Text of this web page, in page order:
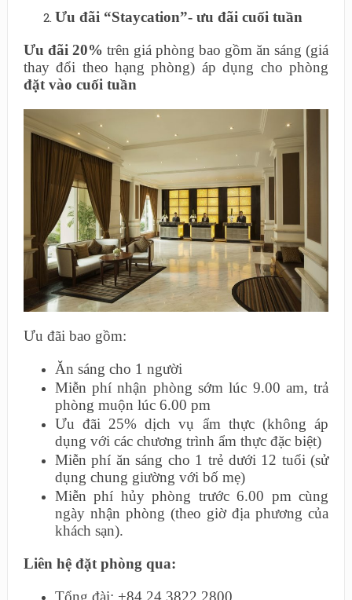
Ưu đãi “Staycation”- ưu đãi cuối tuần
Ưu đãi 20% trên giá phòng bao gồm ăn sáng (giá
thay đổi theo hạng phòng) áp dụng cho phòng
đặt vào cuối tuần
Ưu đãi bao gồm:
Ăn sáng cho 1 người
Miễn phí nhận phòng sớm lúc 9.00 am, trả
phòng muộn lúc 6.00 pm
Ưu đãi 25% dịch vụ ẩm thực (không áp
dụng với các chương trình ẩm thực đặc biệt)
Miễn phí ăn sáng cho 1 trẻ dưới 12 tuổi (sử
dụng chung giường với bố mẹ)
Miễn phí hủy phòng trước 6.00 pm cùng
ngày nhận phòng (theo giờ địa phương của
khách sạn).
Liên hệ đặt phòng qua: